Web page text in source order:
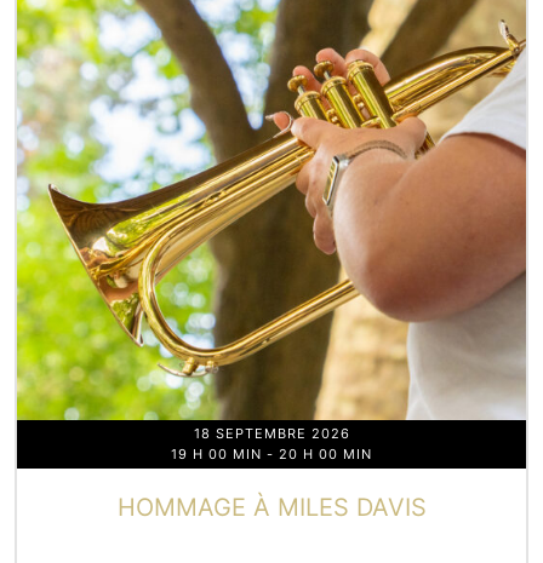
18 SEPTEMBRE 2026
19 H 00 MIN - 20 H 00 MIN
HOMMAGE À MILES DAVIS